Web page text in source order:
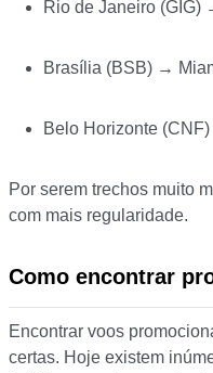
Rio de Janeiro (GIG)
Brasília (BSB) →
Belo Horizonte
Por serem trechos muito
com mais regularidade.
Como encontrar
Encontrar voos
certas. Hoje existem